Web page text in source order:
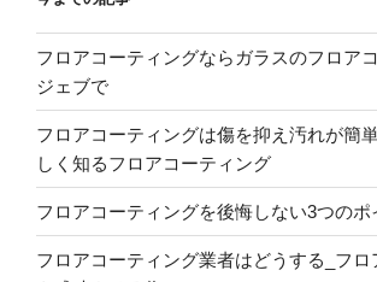
フロアコーティングならガラスのフロア
ジェブで
フロアコーティングは傷を抑え汚れが簡
しく知るフロアコーティング
フロアコーティングを後悔しない3つのポ
フロアコーティング業者はどうする_フ